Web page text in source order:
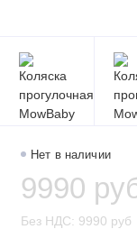
Нет в наличии
9990
Без НДС: 9990 руб